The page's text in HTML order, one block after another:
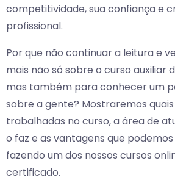
competitividade, sua confiança e
profissional.
Por que não continuar a leitura e
mais não só sobre o curso auxiliar
mas também para conhecer um
sobre a gente? Mostraremos
trabalhadas no curso, a área de
o faz e as vantagens que
fazendo um dos nossos cursos
certificado.